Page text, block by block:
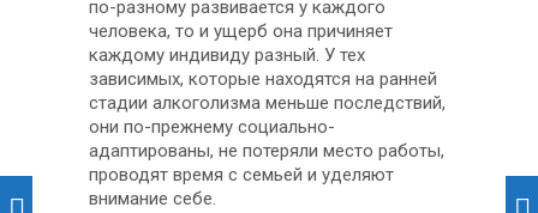
по-разному развивается у каждого
человека, то и ущерб она причиняет
каждому индивиду разный. У тех
зависимых, которые находятся на ранней
стадии алкоголизма меньше последствий,
они по-прежнему социально-
адаптированы, не потеряли место работы,
проводят время с семьей и уделяют
внимание себе.